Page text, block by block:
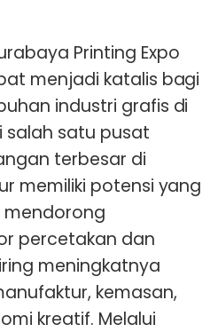
Printing Expo
menjadi katalis bagi
industri grafis di
salah satu pusat
terbesar di
memiliki potensi yang
percetakan dan
meningkatnya
kemasan,
kreatif. Melalui